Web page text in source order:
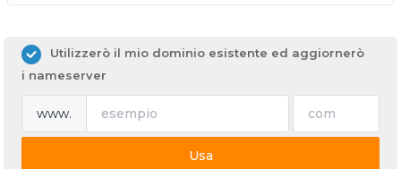
Utilizzerò il mio dominio esistente ed aggiornerò
i nameserver
www.
Usa